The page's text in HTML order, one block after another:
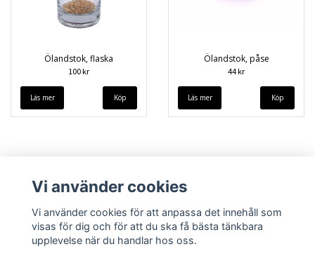
Ölandstok, flaska
100 kr
Läs mer
Ölandstok, påse
44 kr
Läs mer
Vi använder cookies
Vi använder cookies för att anpassa det innehåll som
visas för dig och för att du ska få bästa tänkbara
upplevelse när du handlar hos oss.